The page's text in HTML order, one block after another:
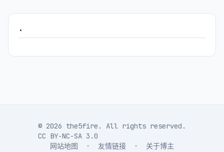
.
© 2026 the5fire. All rights reserved.
CC BY-NC-SA 3.0
网站地图 · 友情链接 · 关于博主